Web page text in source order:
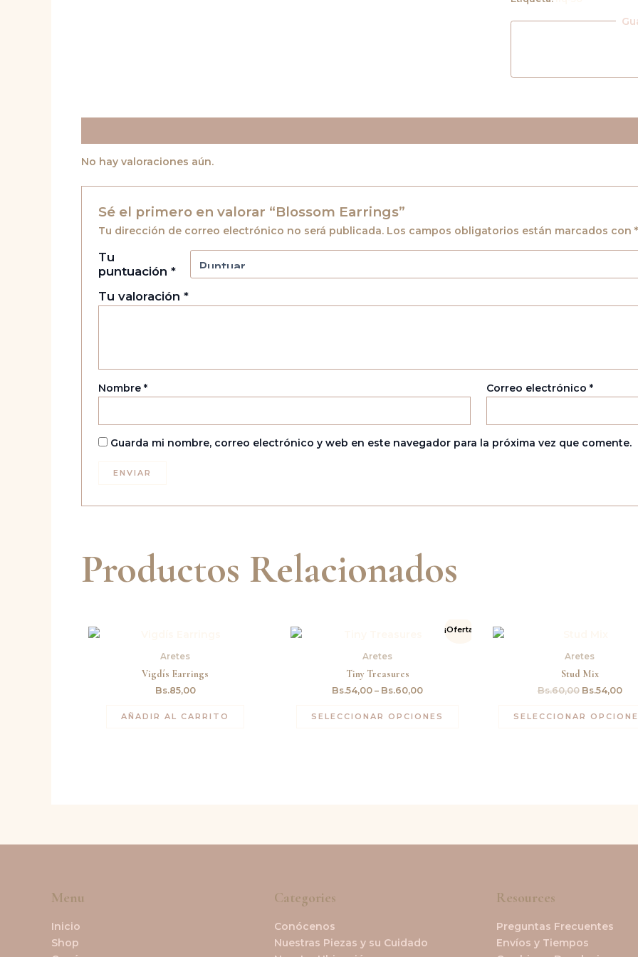
No hay valoraciones aún.
Sé el primero en valorar “Blossom Earrings”
Tu dirección de correo electrónico no será publicada. Los campos obligatorios están marcados con*
Tu
puntuación*
Tu valoración*
Nombre* Correo electrónico *
Guarda mi nombre, correo electrónico y web en este navegador para la próxima vez que comente.
Productos Relacionados
Aretes
Vigdís Earrings
Bs.85,00
AÑADIR AL CARRITO
¡Oferta!
Aretes
Tiny Treasures
Bs.54,00 – Bs.60,00
SELECCIONAR OPCIONES
Aretes
Stud Mix
Bs.60,00
era:
Bs.60,00.
Bs.54,00
SELECCIONAR
Menu
Inicio
Shop
Categories
Conócenos
Nuestras Piezas y su Cuidado
Resources
Preguntas Frecuentes
Envíos y Tiempos